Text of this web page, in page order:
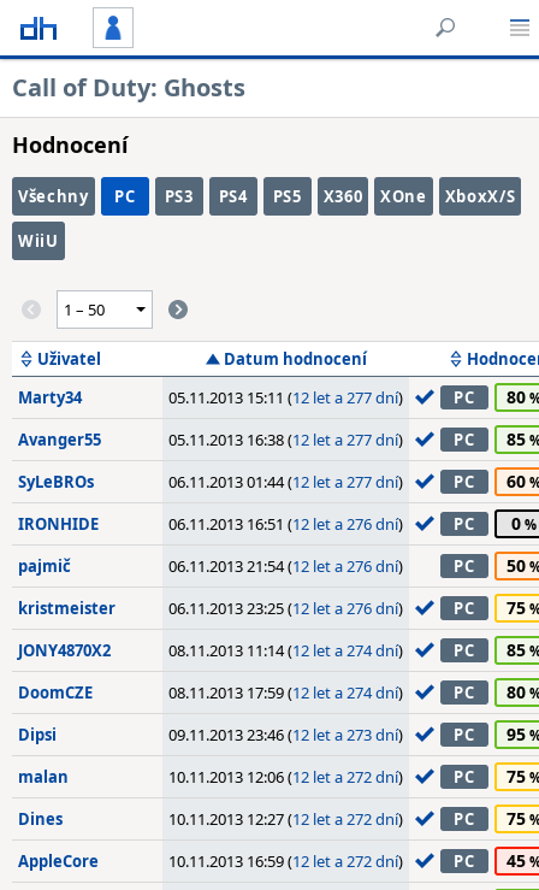
Call of Duty: Ghosts
Hodnocení
Všechny PC PS3 PS4 PS5 X360 XOne XboxX/S
WiiU
Uživatel Datum hodnocení
Marty34
05.11.2013 15:11 (12 let a 277 dní) PC 80
Avanger55 05.11.2013 16:38 (12 let a 277 dní) PC 85
SyLeBROs 06.11.2013 01:44 (12 let a 277 dní) PC 60
IRONHIDE 06.11.2013 16:51 (12 let a 276 dní) PC 0
pajmič 06.11.2013 21:54 (12 let a 276 dní) PC 50
kristmeister 06.11.2013 23:25 (12 let a 276 dní) PC 75
JONY4870X2 08.11.2013 11:14 (12 let a 274 dní) PC 85
DoomCZE 08.11.2013 17:59 (12 let a 274 dní) PC 80
Dipsi 09.11.2013 23:46 (12 let a 273 dní) PC 95
malan 10.11.2013 12:06 (12 let a 272 dní) PC 75
Dines 10.11.2013 12:27 (12 let a 272 dní) PC 75
AppleCore 10.11.2013 16:59 (12 let a 272 dní) PC 45